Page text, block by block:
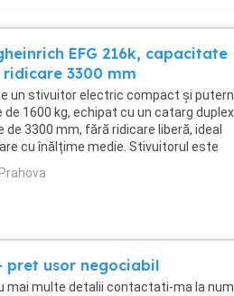
EFG 216k, capacitate
3300 mm
un stivuitor electric compact și
1600 kg, echipat cu un catarg duplex
3300 mm, fără ridicare liberă, ideal
cu înălțime medie. Stivuitorul este
acid ...
pret usor negociabil
mai multe detalii contactati-ma la